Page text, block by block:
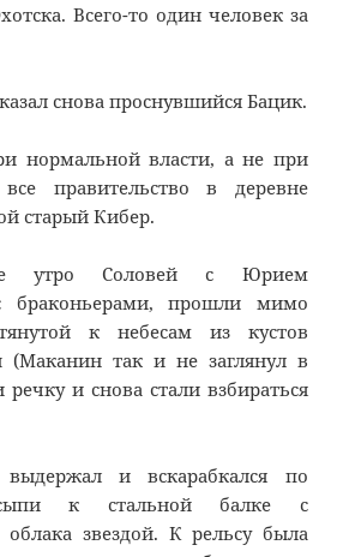
Всего-то один человек за
снова проснувшийся Бацик.
нормальной власти, а не при
правительство в деревне
старый Кибер.
утро Соловей с Юрием
браконьерами, прошли мимо
к небесам из кустов
(Маканин так и не заглянул в
и снова стали взбираться
и вскарабкался по
к стальной балке с
звездой. К рельсу была